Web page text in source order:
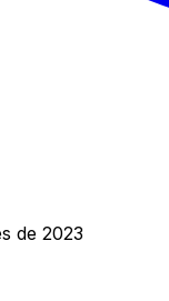
de 2023